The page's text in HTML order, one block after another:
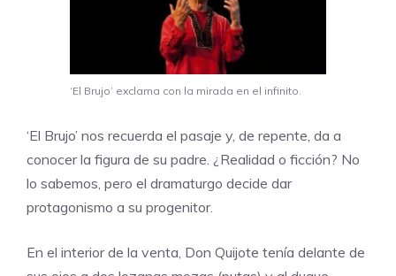
‘El Brujo’ exclama con la mirada en el infinito.
‘El Brujo’ nos recuerda el pasaje y, de repente, da a
conocer la figura de su padre. ¿Realidad o ficción? No
lo sabemos, pero el dramaturgo decide dar
protagonismo a su progenitor.
En el interior de la venta, Don Quijote tenía delante de